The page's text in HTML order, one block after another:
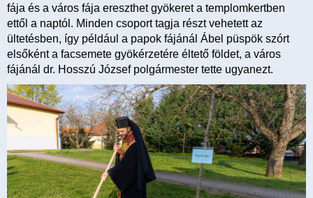
fája és a város fája ereszthet gyökeret a templomkertben
ettől a naptól. Minden csoport tagja részt vehetett az
ültetésben, így például a papok fájánál Ábel püspök szórt
elsőként a facsemete gyökérzetére éltető földet, a város
fájánál dr. Hosszú József polgármester tette ugyanezt.